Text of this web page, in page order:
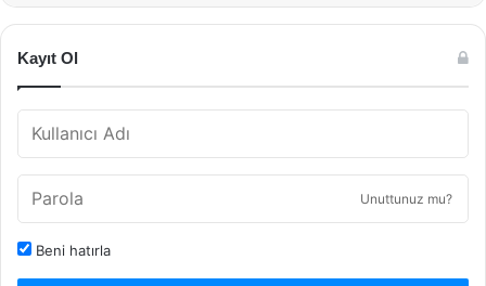
Kayıt Ol
Unuttunuz mu?
Beni hatırla